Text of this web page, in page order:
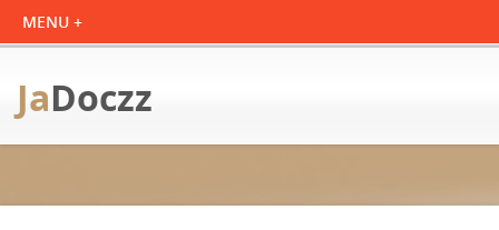
JaDoczz